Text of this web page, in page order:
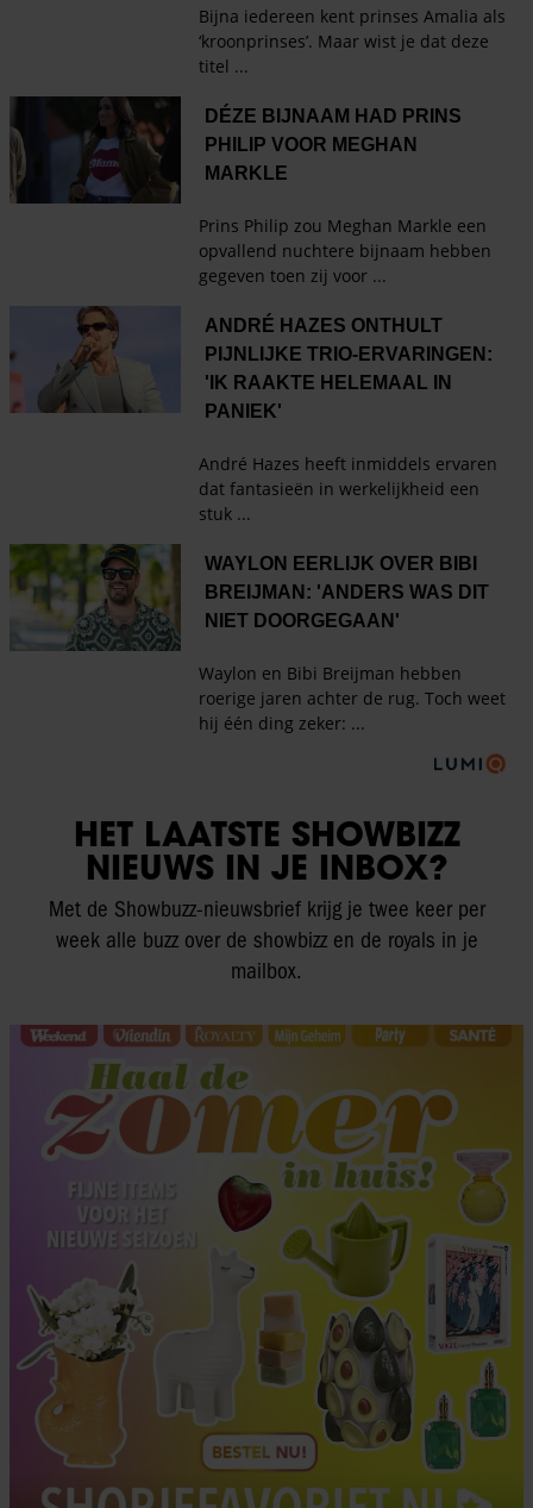
HET LAATSTE SHOWBIZZ
NIEUWS IN JE INBOX?
Met de Showbuzz-nieuwsbrief krijg je twee keer per
week alle buzz over de showbizz en de royals in je
mailbox.